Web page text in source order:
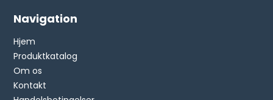
Navigation
Hjem
Produktkatalog
Om os
Kontakt